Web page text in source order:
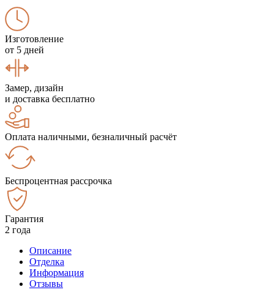
Изготовление
от 5 дней
Замер, дизайн
и доставка бесплатно
Оплата наличными, безналичный расчёт
Беспроцентная рассрочка
Гарантия
2 года
Описание
Отделка
Информация
Отзывы